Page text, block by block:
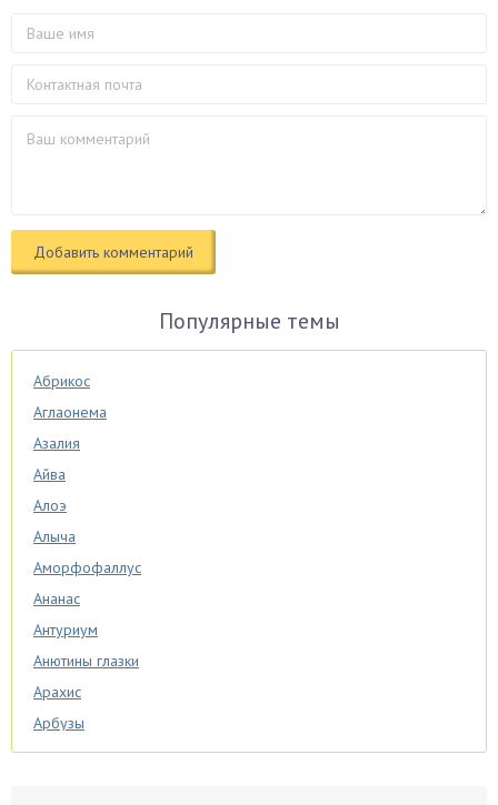
Популярные темы
Абрикос
Аглаонема
Азалия
Айва
Алоэ
Алыча
Аморфофаллус
Ананас
Антуриум
Анютины глазки
Арахис
Арбузы
Аспарагус